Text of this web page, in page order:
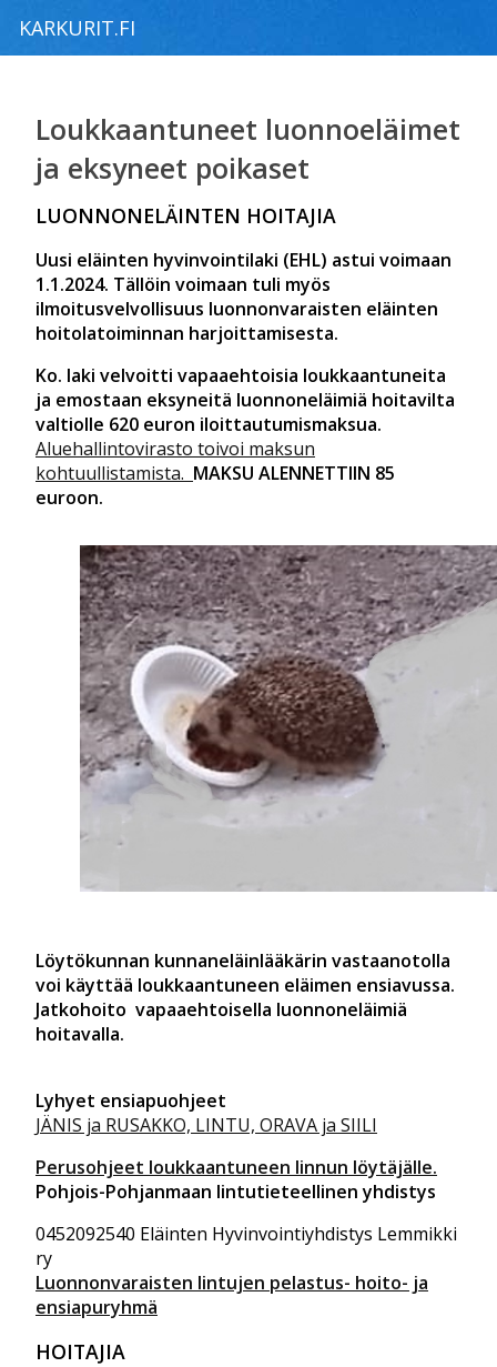
KARKURIT.FI
Loukkaantuneet luonnoeläimet
ja eksyneet poikaset
LUONNONELÄINTEN HOITAJIA
Uusi eläinten hyvinvointilaki (EHL) astui voimaan
1.1.2024. Tällöin voimaan tuli myös
ilmoitusvelvollisuus luonnonvaraisten eläinten
hoitolatoiminnan harjoittamisesta.
Ko. laki velvoitti vapaaehtoisia loukkaantuneita
ja emostaan eksyneitä luonnoneläimiä hoitavilta
valtiolle 620 euron iloittautumismaksua.
Aluehallintovirasto toivoi maksun
kohtuullistamista. MAKSU ALENNETTIIN 85
euroon.
Löytökunnan kunnaneläinlääkärin vastaanotolla
voi käyttää loukkaantuneen eläimen ensiavussa.
Jatkohoito vapaaehtoisella luonnoneläimiä
hoitavalla.
Lyhyet ensiapuohjeet
JÄNIS ja RUSAKKO, LINTU, ORAVA ja SIILI
Perusohjeet loukkaantuneen linnun löytäjälle.
Pohjois-Pohjanmaan lintutieteellinen yhdistys
0452092540 Eläinten Hyvinvointiyhdistys Lemmikki
ry
Luonnonvaraisten lintujen pelastus- hoito- ja
ensiapuryhmä
HOITAJIA